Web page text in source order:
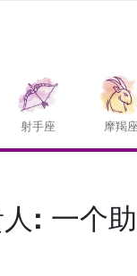
射手座 摩羯
: 一个